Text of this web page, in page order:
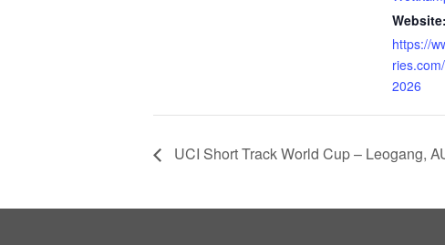
Website:
https://
2026
UCI Short Track World Cup – Leogang,